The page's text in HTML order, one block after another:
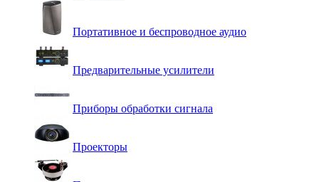
Портативное и беспроводное аудио
Предварительные усилители
Приборы обработки сигнала
Проекторы